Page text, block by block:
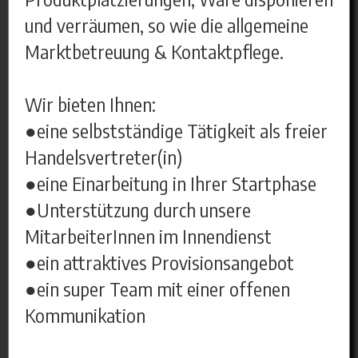
und verräumen, so wie die allgemeine
Marktbetreuung & Kontaktpflege.
Wir bieten Ihnen:
●eine selbstständige Tätigkeit als freier
Handelsvertreter(in)
●eine Einarbeitung in Ihrer Startphase
●Unterstützung durch unsere
MitarbeiterInnen im Innendienst
●ein attraktives Provisionsangebot
●ein super Team mit einer offenen
Kommunikation